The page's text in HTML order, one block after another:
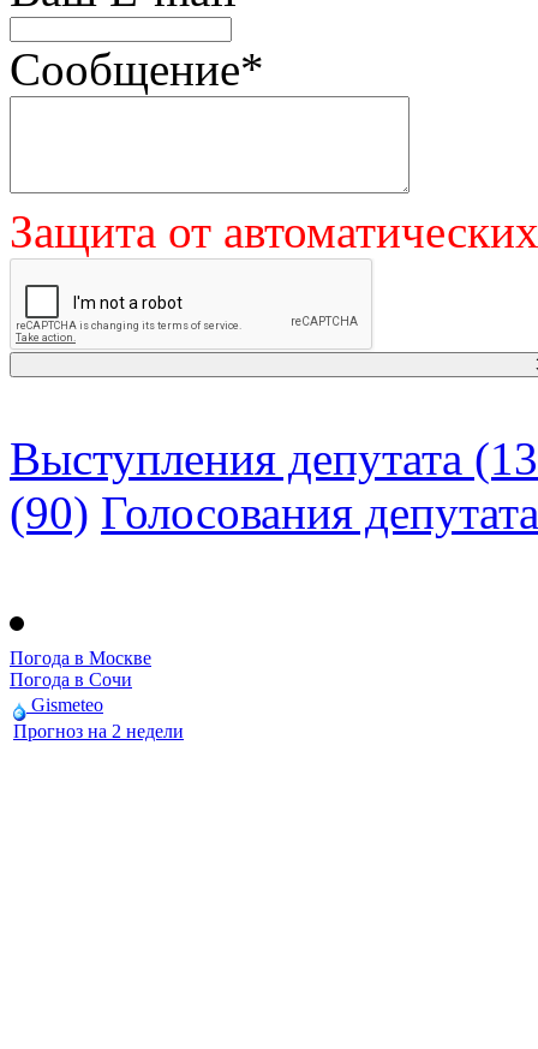
Сообщение*
Защита от
Выступления депутата
(90) Голосования депутата
Погода в Москве
Погода в Сочи
Gismeteo
Прогноз на 2 недели